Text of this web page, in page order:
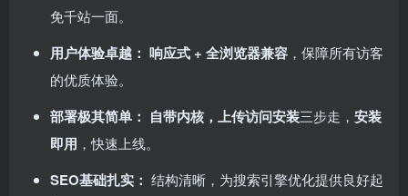
免千站一面。
用户体验卓越：​ 响应式 + 全浏览器兼容 ，保障所有访客
的优质体验。
部署极其简单：​ 自带内核，上传访问安装三步走，​ 安装
即用 ，快速上线。
SEO基础扎实：​ 结构清晰，为搜索引擎优化提供良好起